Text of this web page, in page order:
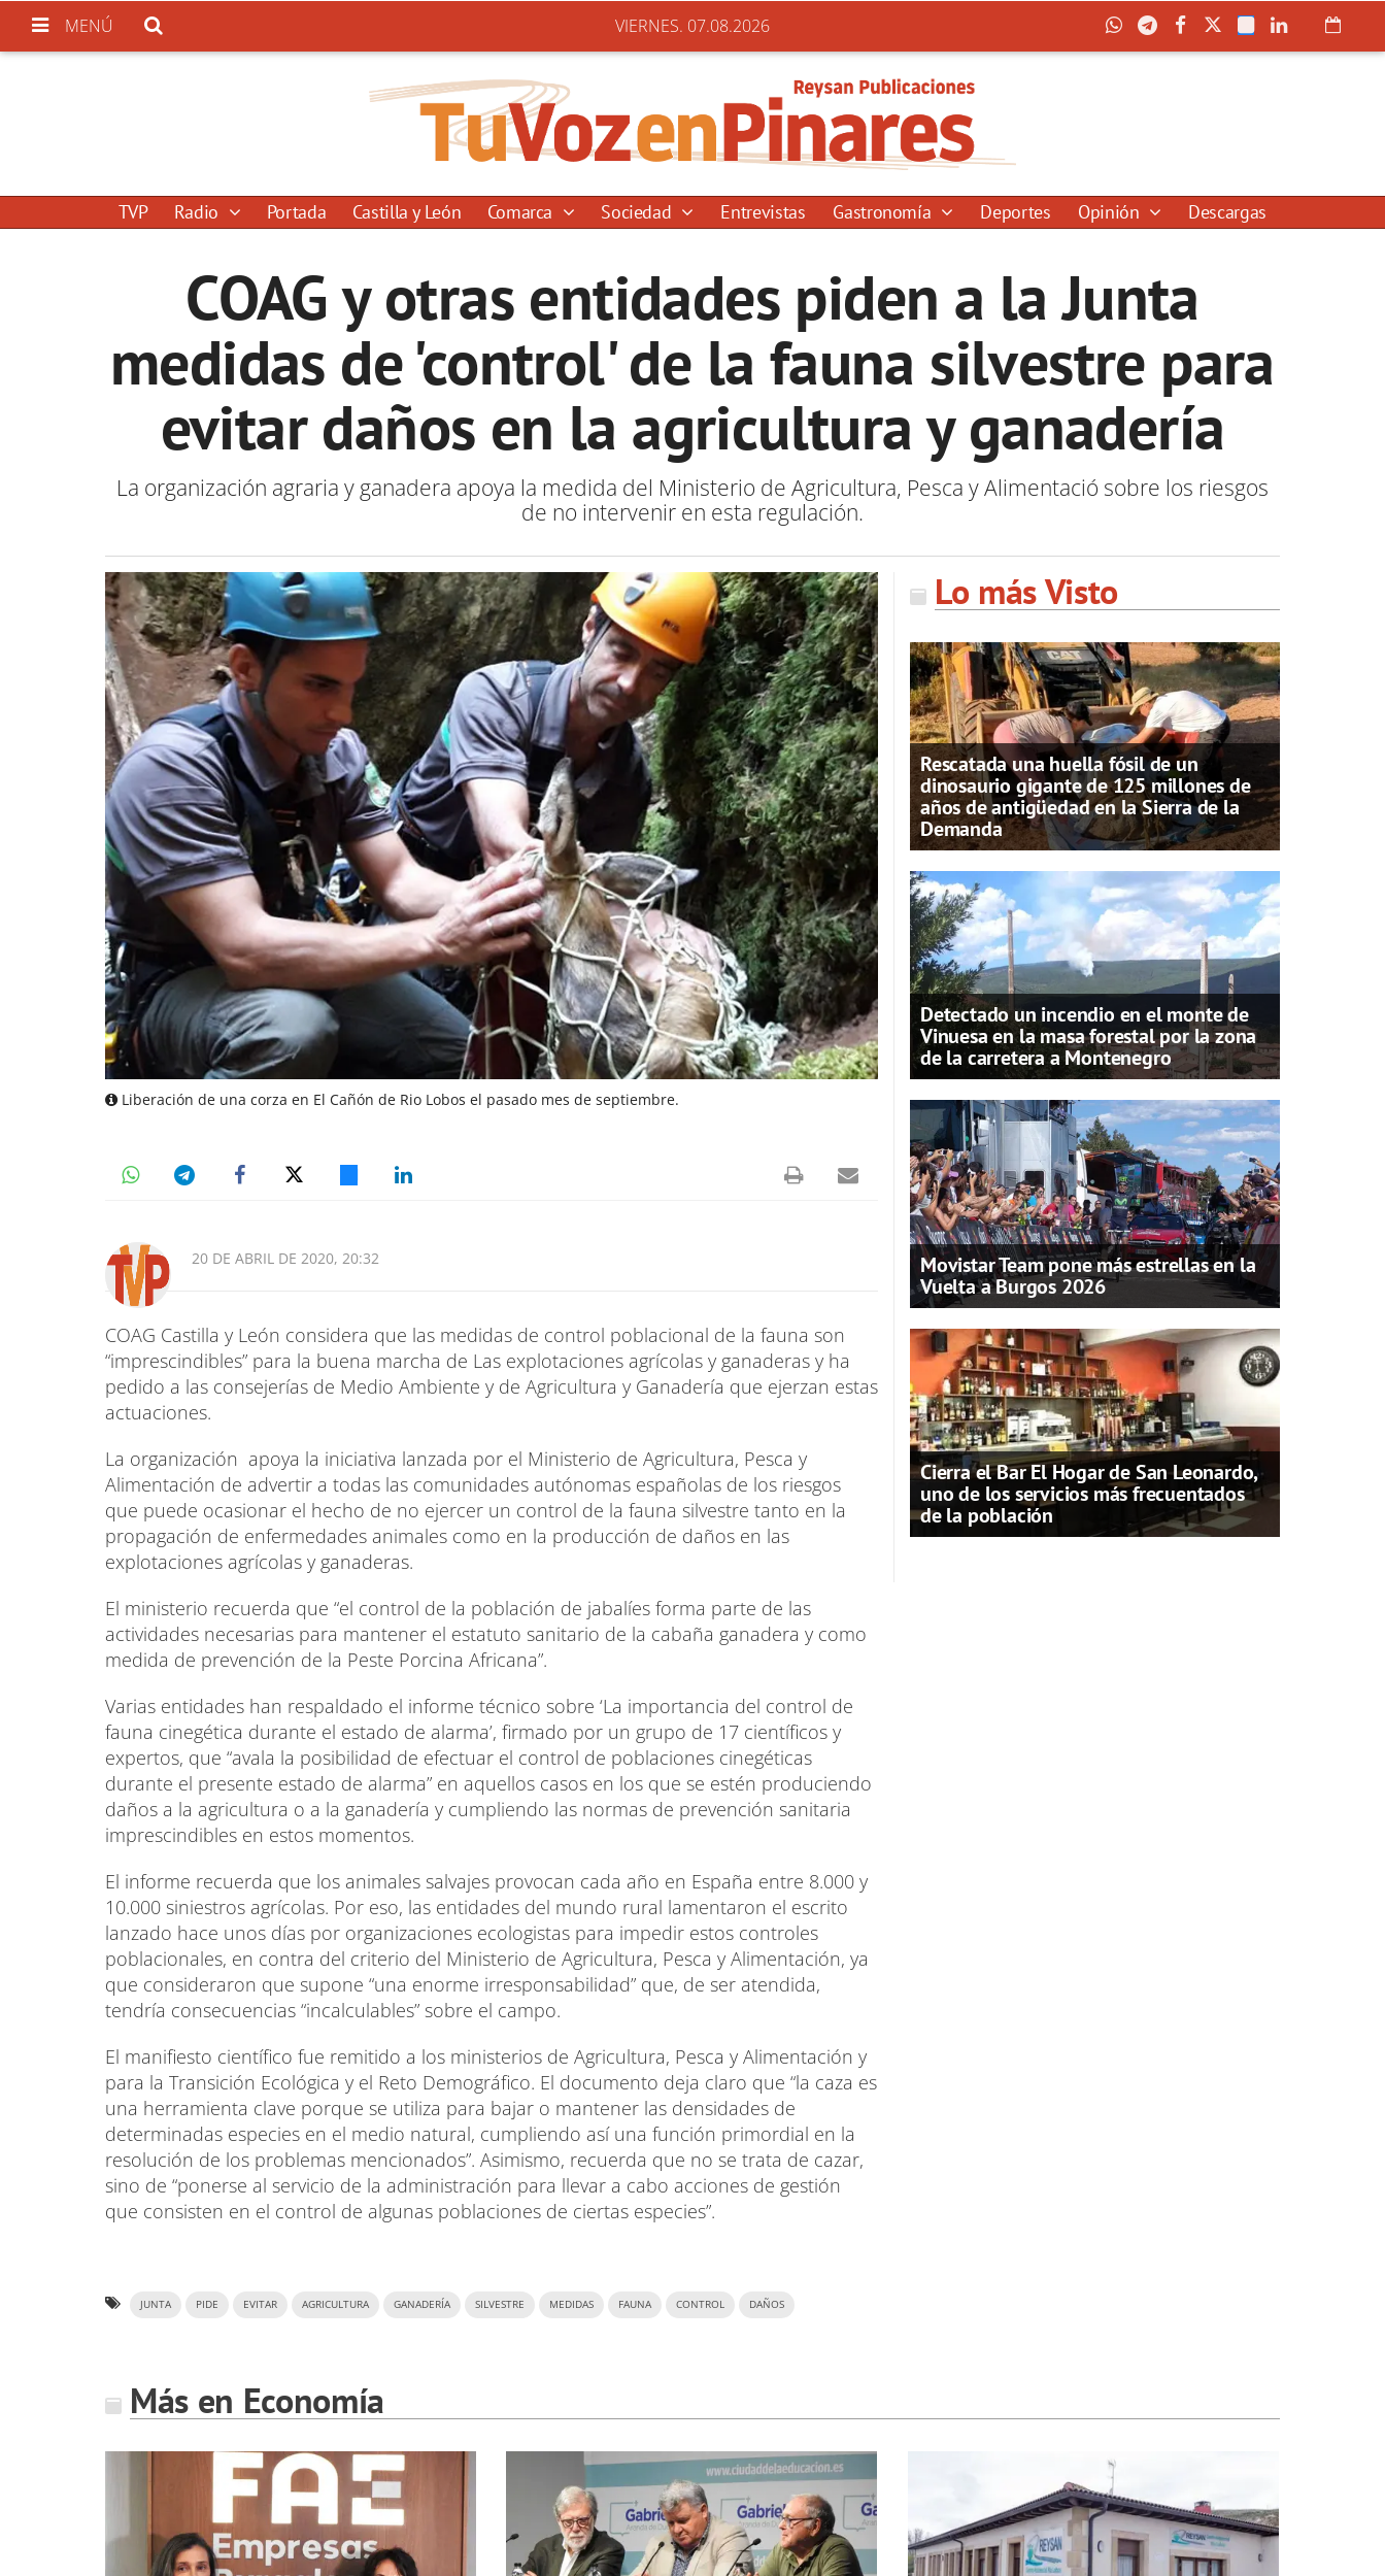
MENÚ VIERNES. 07.08.2026
TVP Radio Portada Castilla y León Comarca Sociedad Entrevistas Gastronomía Deportes Opinión Descargas
COAG y otras entidades piden a la Junta
medidas de 'control' de la fauna silvestre para
evitar daños en la agricultura y ganadería
La organización agraria y ganadera apoya la medida del Ministerio de Agricultura, Pesca y Alimentació sobre los riesgos
de no intervenir en esta regulación.
Liberación de una corza en El Cañón de Rio Lobos el pasado mes de septiembre.
20 DE ABRIL DE 2020, 20:32
COAG Castilla y León considera que las medidas de control poblacional de la fauna son
“imprescindibles” para la buena marcha de Las explotaciones agrícolas y ganaderas y ha
pedido a las consejerías de Medio Ambiente y de Agricultura y Ganadería que ejerzan estas
actuaciones.
La organización apoya la iniciativa lanzada por el Ministerio de Agricultura, Pesca y
Alimentación de advertir a todas las comunidades autónomas españolas de los riesgos
que puede ocasionar el hecho de no ejercer un control de la fauna silvestre tanto en la
propagación de enfermedades animales como en la producción de daños en las
explotaciones agrícolas y ganaderas.
El ministerio recuerda que “el control de la población de jabalíes forma parte de las
actividades necesarias para mantener el estatuto sanitario de la cabaña ganadera y como
medida de prevención de la Peste Porcina Africana”.
Varias entidades han respaldado el informe técnico sobre ‘La importancia del control de
fauna cinegética durante el estado de alarma’, firmado por un grupo de 17 científicos y
expertos, que “avala la posibilidad de efectuar el control de poblaciones cinegéticas
durante el presente estado de alarma” en aquellos casos en los que se estén produciendo
daños a la agricultura o a la ganadería y cumpliendo las normas de prevención sanitaria
imprescindibles en estos momentos.
El informe recuerda que los animales salvajes provocan cada año en España entre 8.000 y
10.000 siniestros agrícolas. Por eso, las entidades del mundo rural lamentaron el escrito
lanzado hace unos días por organizaciones ecologistas para impedir estos controles
poblacionales, en contra del criterio del Ministerio de Agricultura, Pesca y Alimentación, ya
que consideraron que supone “una enorme irresponsabilidad” que, de ser atendida,
tendría consecuencias “incalculables” sobre el campo.
El manifiesto científico fue remitido a los ministerios de Agricultura, Pesca y Alimentación y
para la Transición Ecológica y el Reto Demográfico. El documento deja claro que “la caza es
una herramienta clave porque se utiliza para bajar o mantener las densidades de
determinadas especies en el medio natural, cumpliendo así una función primordial en la
resolución de los problemas mencionados”. Asimismo, recuerda que no se trata de cazar,
sino de “ponerse al servicio de la administración para llevar a cabo acciones de gestión
que consisten en el control de algunas poblaciones de ciertas especies”.
JUNTA PIDE EVITAR AGRICULTURA GANADERÍA SILVESTRE MEDIDAS FAUNA CONTROL DAÑOS
Lo más Visto
Rescatada una huella fósil de un
dinosaurio gigante de 125 millones de
años de antigüedad en la Sierra de la
Demanda
Detectado un incendio en el monte de
Vinuesa en la masa forestal por la zona
de la carretera a Montenegro
Movistar Team pone más estrellas en la
Vuelta a Burgos 2026
Cierra el Bar El Hogar de San Leonardo,
uno de los servicios más frecuentados
de la población
Más en Economía